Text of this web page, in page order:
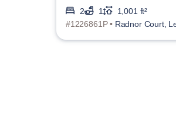
2 1
1,001 ft²
#1226861P • Radnor Court,